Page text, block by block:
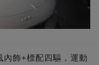
內飾+標配四驅，運動